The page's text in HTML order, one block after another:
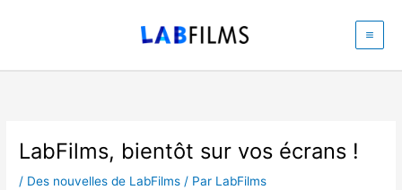
LabFilms, bientôt sur vos écrans !
/ Des nouvelles de LabFilms / Par LabFilms